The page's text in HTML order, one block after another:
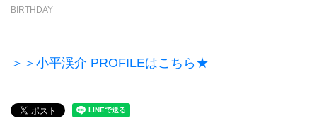
BIRTHDAY
＞＞小平渓介 PROFILEはこちら★